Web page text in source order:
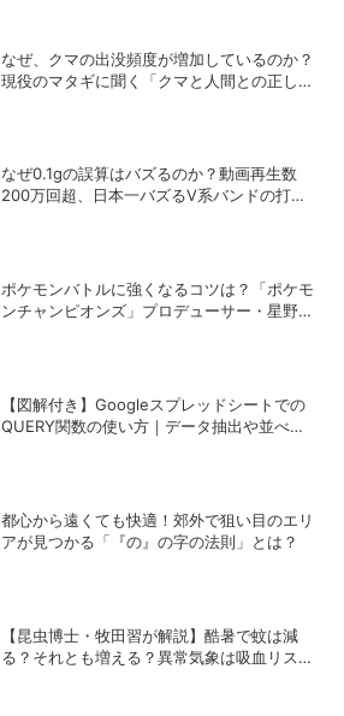
なぜ、クマの出没頻度が増加しているのか？
現役のマタギに聞く「クマと人間との正しい
なぜ0.1gの誤算はバズるのか？動画再生数
200万回超、日本一バズるV系バンドの打算
ポケモンバトルに強くなるコツは？「ポケモ
ンチャンピオンズ」プロデューサー・星野正
【図解付き】Googleスプレッドシートでの
QUERY関数の使い方｜データ抽出や並べ替
都心から遠くても快適！郊外で狙い目のエリ
アが見つかる「『の』の字の法則」とは？
【昆虫博士・牧田習が解説】酷暑で蚊は減
る？それとも増える？異常気象は吸血リスク